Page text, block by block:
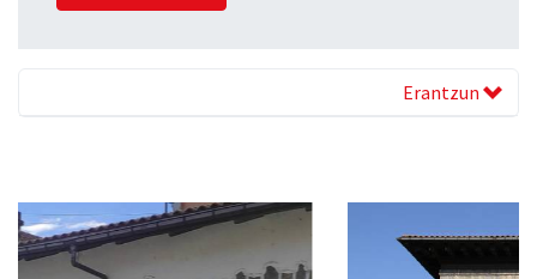
Erantzun